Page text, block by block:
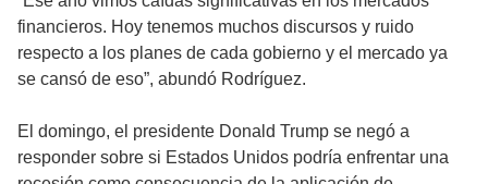
financieros. Hoy tenemos muchos discursos y ruido
respecto a los planes de cada gobierno y el mercado ya
se cansó de eso”, abundó Rodríguez.
El domingo, el presidente Donald Trump se negó a
responder sobre si Estados Unidos podría enfrentar una